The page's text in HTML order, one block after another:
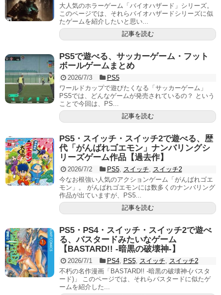
大人気のホラーゲーム「バイオハザード」シリーズ。
このページでは、それらバイオハザードシリーズに似
たゲームを紹介したいと思い...
記事を読む
PS5で遊べる、サッカーゲーム・フット
ボールゲームまとめ
2026/7/3
PS5
ワールドカップで遊びたくなる「サッカーゲーム」
PS5では、どんなゲームが発売されているの？ という
ことで今回は、PS...
記事を読む
PS5・スイッチ・スイッチ2で遊べる、歴
代「がんばれゴエモン」ナンバリングシ
リーズゲーム作品【過去作】
2026/7/2 PS5, スイッチ, スイッチ2
今なお根強い人気のアクションゲーム「がんばれゴエ
モン」。 がんばれゴエモンには数多くのナンバリング
作品が出ていますが、PS5...
記事を読む
PS5・PS4・スイッチ・スイッチ2で遊べ
る、バスタードみたいなゲーム
【BASTARD!! -暗黒の破壊神-】
2026/7/1 PS4, PS5, スイッチ, スイッチ2
不朽の名作漫画「BASTARD!! -暗黒の破壊神-(バスタ
ード)」 このページでは、それらバスタードに似たゲ
ームを紹介した...